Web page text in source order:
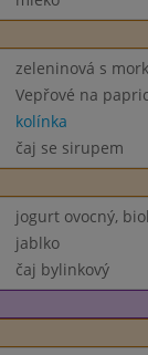
zeleninová s
Vepřové na
kolínka
čaj se sirupem
jogurt ovocný,
jablko
čaj bylinkový